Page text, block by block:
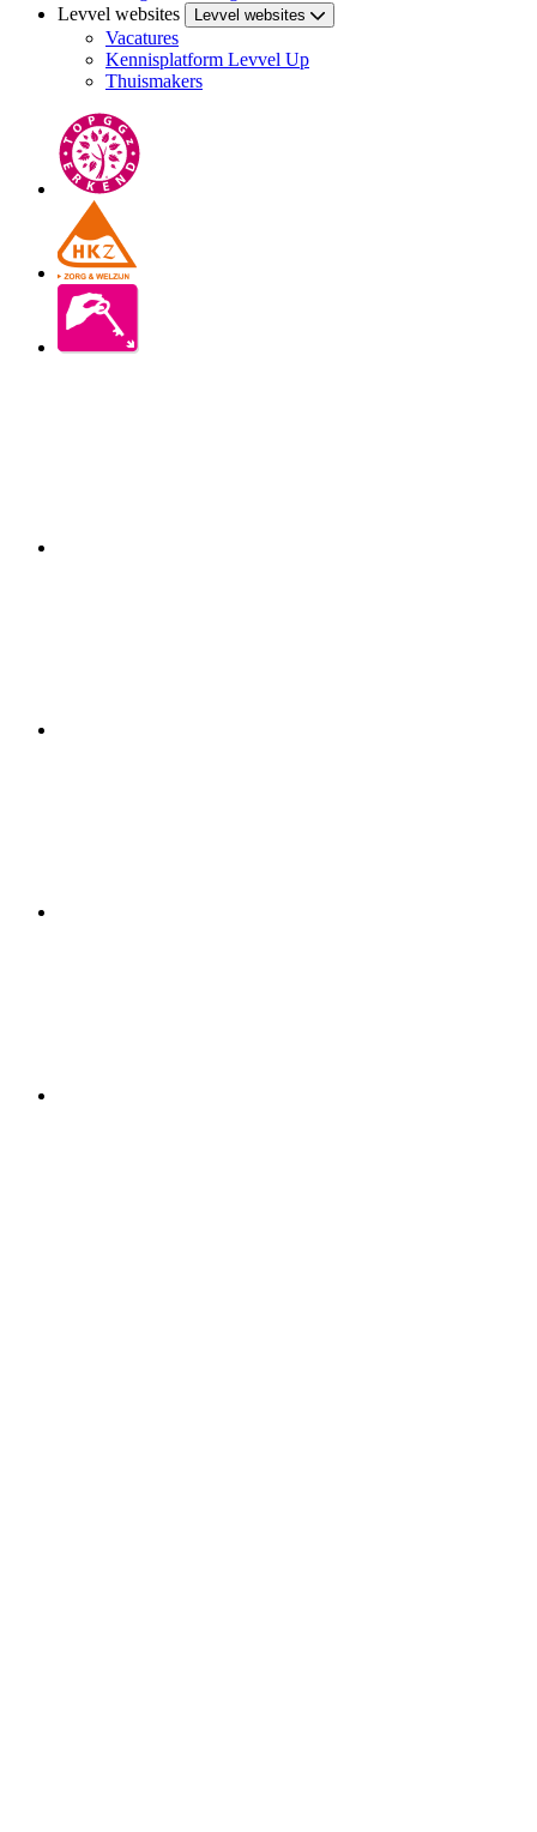
Levvel websites
Levvel websites
Vacatures
Kennisplatform Levvel Up
Thuismakers